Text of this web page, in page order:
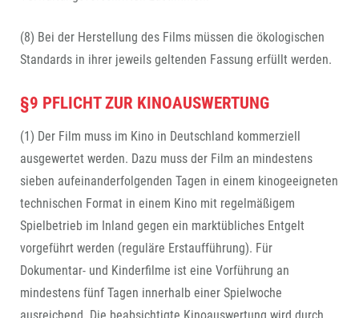
(8) Bei der Herstellung des Films müssen die ökologischen
Standards in ihrer jeweils geltenden Fassung erfüllt werden.
§9 PFLICHT ZUR KINOAUSWERTUNG
(1) Der Film muss im Kino in Deutschland kommerziell
ausgewertet werden. Dazu muss der Film an mindestens
sieben aufeinanderfolgenden Tagen in einem kinogeeigneten
technischen Format in einem Kino mit regelmäßigem
Spielbetrieb im Inland gegen ein marktübliches Entgelt
vorgeführt werden (reguläre Erstaufführung). Für
Dokumentar- und Kinderfilme ist eine Vorführung an
mindestens fünf Tagen innerhalb einer Spielwoche